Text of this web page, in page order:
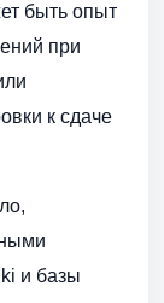
быть опыт
при
к сдаче
и базы